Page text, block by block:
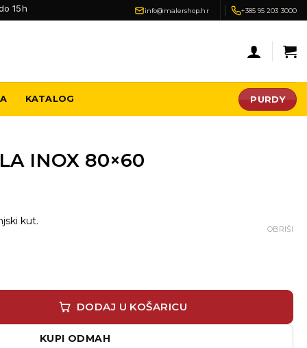
15h info@malershop.hr +385 95 203 3000
KATALOG PURDY
INOX 80×60
kut.
OBRIŠI
količina
DODAJ U KOŠARICU
KUPI ODMAH